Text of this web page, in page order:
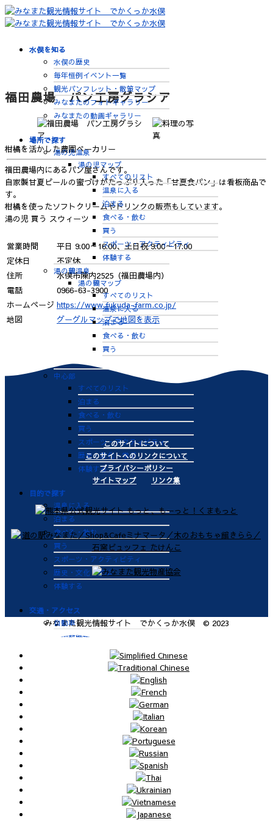
水俣を知る
水俣の歴史
毎年恒例イベント一覧
観光パンフレット・散策マップ
みなまたのフォトギャラリー
みなまたの動画ギャラリー
場所で探す
湯の児温泉
湯の児マップ
すべてのリスト
温泉に入る
泊まる
食べる・飲む
買う
スポーツ・アクティビティ
体験する
湯の鶴温泉
湯の鶴マップ
すべてのリスト
温泉に入る
泊まる
食べる・飲む
買う
中心部
すべてのリスト
泊まる
食べる・飲む
買う
スポーツ・アクティビティ
歴史・文化・学ぶ
体験する
目的で探す
温泉に入る
泊まる
食べる・飲む
買う
スポーツ・アクティビティ
歴史・文化・学ぶ
体験する
交通・アクセス
自動車
九州新幹線
肥薩おれんじ鉄道
海上タクシー定期便 時刻表
肥薩おれんじ鉄道 レンタサイク
ビジターバース（水俣港百間浮桟
福田農場 パン工房グラシア
柑橘を活かした農園ベーカリー
福田農場内にあるパン屋さんです。
自家製甘夏ピールの蜜づけがたっぷり入った「甘夏食パン」は看板商品で
す。
柑橘を使ったソフトクリームやドリンクの販売もしています。
湯の児 買う スウィーツ
営業時間
平日 9:00～16:00、土日祝 9:00～17:00
定休日
不定休
住所
水俣市陳内2525（福田農場内）
電話
0966-63-3900
ホームページ https://www.fukuda-farm.co.jp/
地図
グーグルマップで地図を表示
このサイトについて
このサイトへのリンクについて
プライバシーポリシー
サイトマップ
リンク集
みなまた観光情報サイト でかくっか水俣 © 2023